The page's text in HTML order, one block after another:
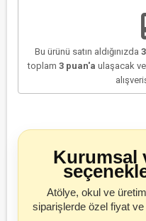
Bu ürünü satın aldığınızda 3
toplam 3puan'a ulaşacak ve
Kurumsal
Atölye, okul ve
siparişlerde özel fiyat